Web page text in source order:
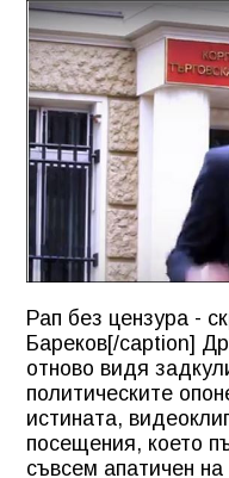
Рап без цензура -
Бареков[/caption]
отново видя
политическите
истината,
посещения, което
съвсем апатичен